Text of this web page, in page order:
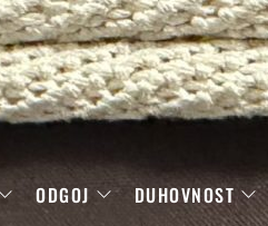
ODGOJ DUHOVNOST